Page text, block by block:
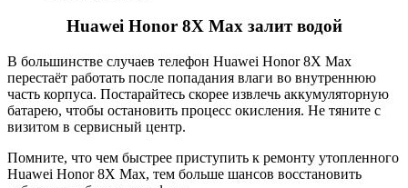
Huawei Honor 8X Max залит водой
В большинстве случаев телефон Huawei Honor 8X Max
перестаёт работать после попадания влаги во внутреннюю
часть корпуса. Постарайтесь скорее извлечь аккумуляторную
батарею, чтобы остановить процесс окисления. Не тяните с
визитом в сервисный центр.
Помните, что чем быстрее приступить к ремонту утопленного
Huawei Honor 8X Max, тем больше шансов восстановить